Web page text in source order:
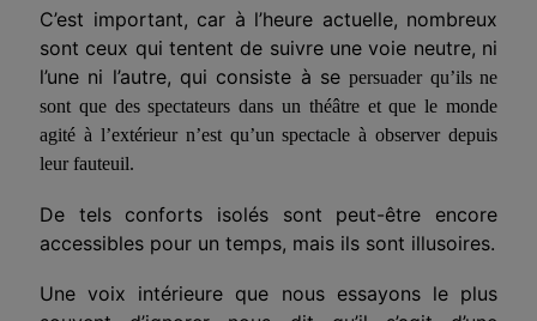
C’est important, car à l’heure actuelle, nombreux
sont ceux qui tentent de suivre une voie neutre, ni
l’une ni l’autre, qui consiste à sepersuader qu’ils ne
sont que des spectateurs dans un théâtre et que le monde
agité à l’extérieur n’est qu’un spectacle à observer depuis
leur fauteuil.
De telsconforts isolés sont peut-être encore
accessibles pour un temps, mais ils sont illusoires.
Une voix intérieure que nous essayons le plus